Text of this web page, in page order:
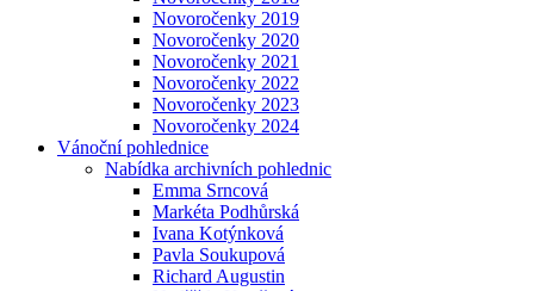
Novoročenky 2019
Novoročenky 2020
Novoročenky 2021
Novoročenky 2022
Novoročenky 2023
Novoročenky 2024
Vánoční pohlednice
Nabídka archivních pohlednic
Emma Srncová
Markéta Podhůrská
Ivana Kotýnková
Pavla Soukupová
Richard Augustin